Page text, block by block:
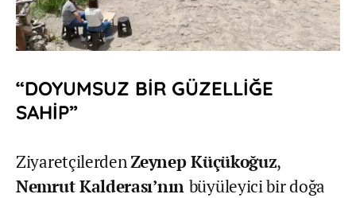
“DOYUMSUZ BİR GÜZELLİĞE
SAHİP”
ZiyaretçilerdenZeynep Küçükoğuz,
Nemrut Kalderası’nın büyüleyici bir doğa